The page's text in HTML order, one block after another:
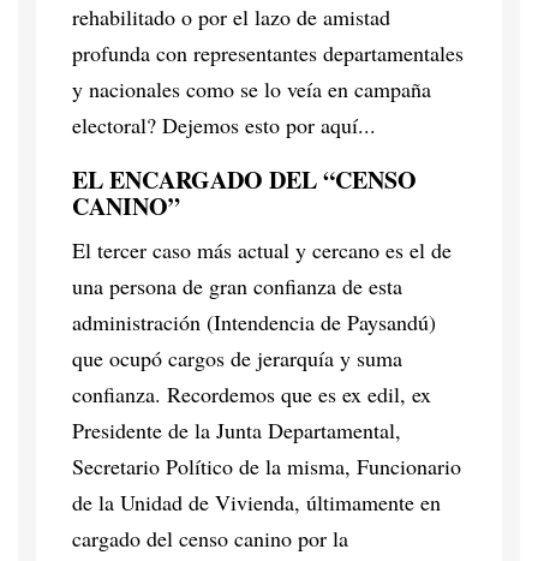
rehabilitado o por el lazo de amistad
profunda con representantes departamentales
y nacionales como se lo veía en campaña
electoral? Dejemos esto por aquí...
EL ENCARGADO DEL “CENSO
CANINO”
El tercer caso más actual y cercano es el de
una persona de gran confianza de esta
administración (Intendencia de Paysandú)
que ocupó cargos de jerarquía y suma
confianza. Recordemos que es ex edil, ex
Presidente de la Junta Departamental,
Secretario Político de la misma, Funcionario
de la Unidad de Vivienda, últimamente en
cargado del censo canino por la